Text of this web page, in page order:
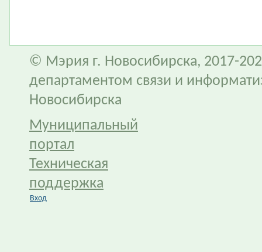
© Мэрия г. Новосибирска, 2017-
департаментом связи и
Новосибирска
Муниципальный
портал
Техническая
поддержка
Вход